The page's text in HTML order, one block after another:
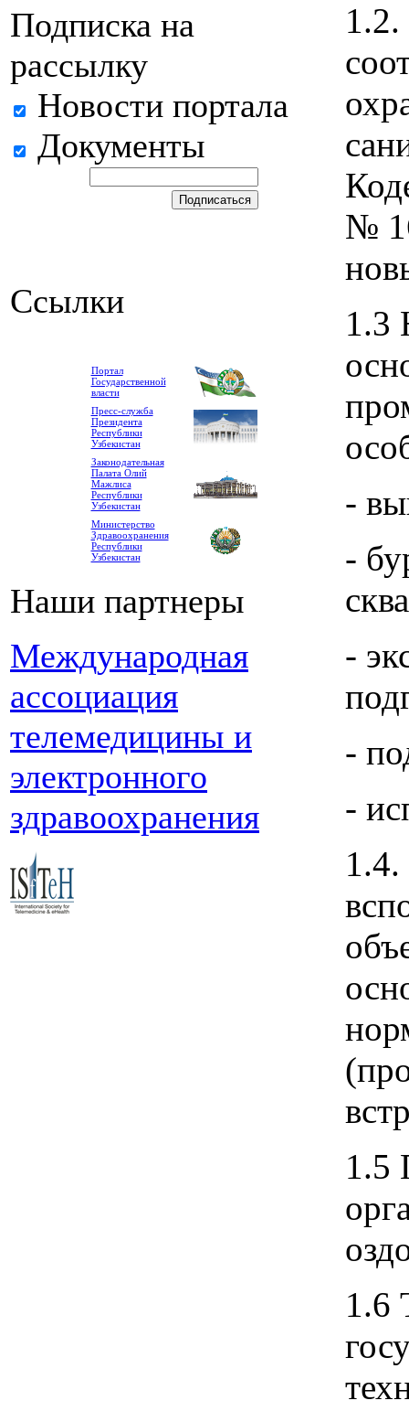
Подписка на
рассылку
Новости портала
Документы
Ссылки
Портал
Государственной
власти
Пресс-служба
Президента
Республики
Узбекистан
Законодательная
Палата Олий
Мажлиса
Республики
Узбекистан
Министерство
Здравоохранения
Республики
Узбекистан
Наши партнеры
Международная
ассоциация
телемедицины и
электронного
здравоохранения
1.2.
№
1.3
-
-
-
-
-
1.5
1.6